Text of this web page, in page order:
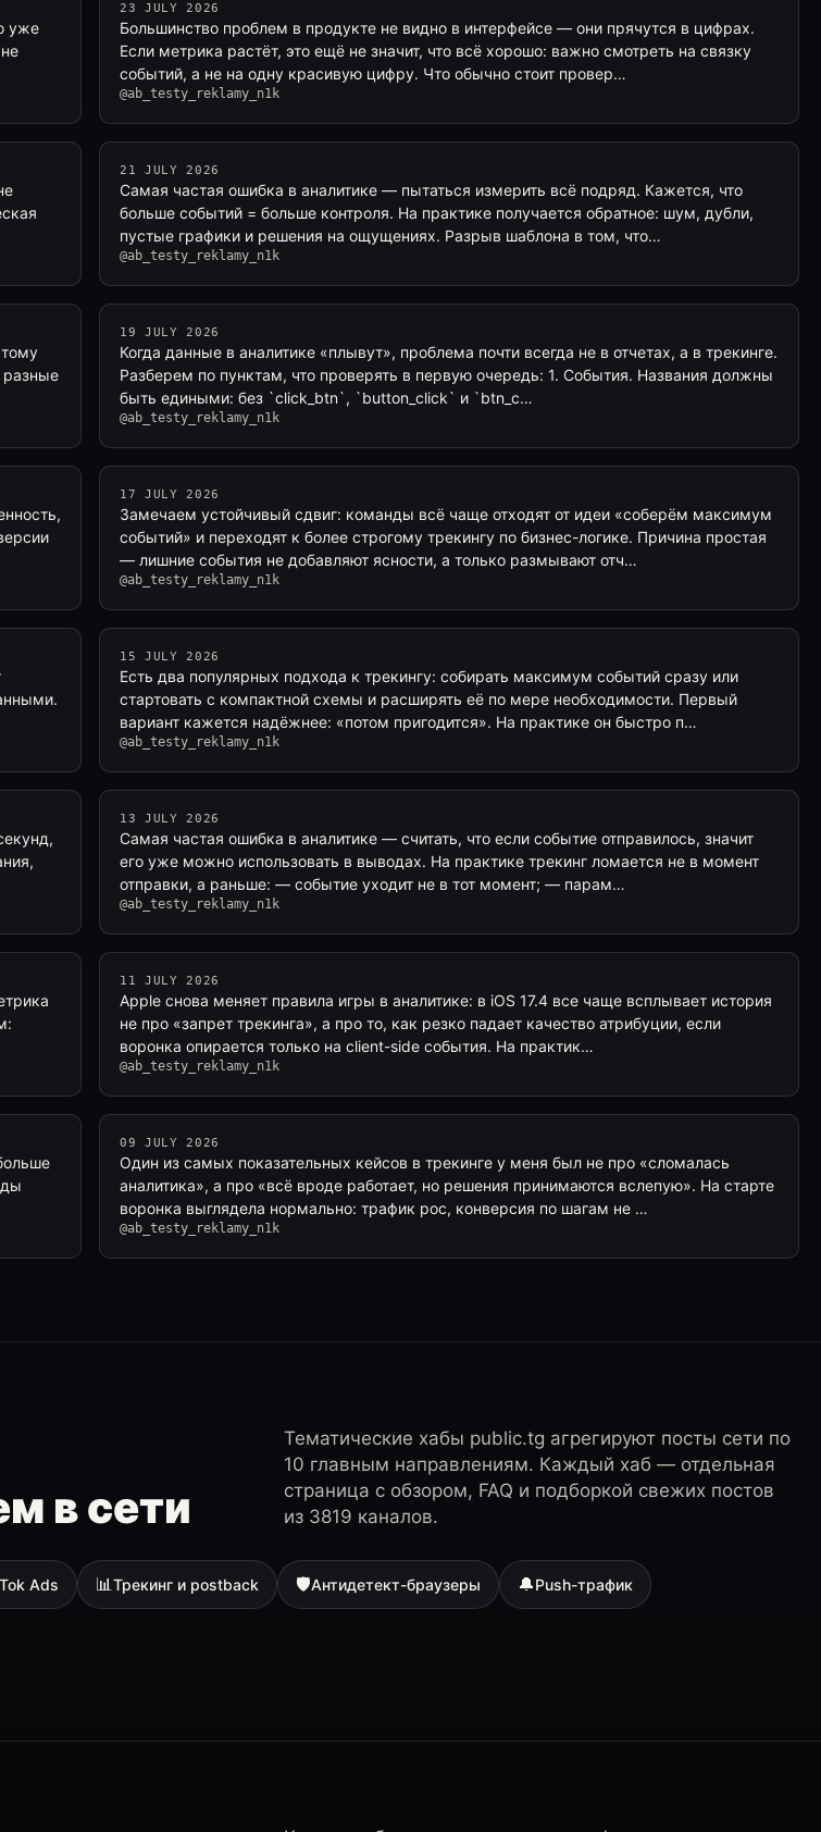
уже
23 JULY 2026
Большинство проблем в продукте не видно в интерфейсе — они прячутся в цифрах.
Если метрика растёт, это ещё не значит, что всё хорошо: важно смотреть на связку
событий, а не на одну красивую цифру. Что обычно стоит провер…
@ab_testy_reklamy_n1k
21 JULY 2026
Самая частая ошибка в аналитике — пытаться измерить всё подряд. Кажется, что
больше событий = больше контроля. На практике получается обратное: шум, дубли,
пустые графики и решения на ощущениях. Разрыв шаблона в том, что…
@ab_testy_reklamy_n1k
разные
19 JULY 2026
Когда данные в аналитике «плывут», проблема почти всегда не в отчетах, а в трекинге.
Разберем по пунктам, что проверять в первую очередь: 1. События. Названия должны
быть едиными: без `click_btn`, `button_click` и `btn_c…
@ab_testy_reklamy_n1k
17 JULY 2026
Замечаем устойчивый сдвиг: команды всё чаще отходят от идеи «соберём максимум
событий» и переходят к более строгому трекингу по бизнес-логике. Причина простая
— лишние события не добавляют ясности, а только размывают отч…
@ab_testy_reklamy_n1k
15 JULY 2026
Есть два популярных подхода к трекингу: собирать максимум событий сразу или
стартовать с компактной схемы и расширять её по мере необходимости. Первый
вариант кажется надёжнее: «потом пригодится». На практике он быстро п…
@ab_testy_reklamy_n1k
13 JULY 2026
Самая частая ошибка в аналитике — считать, что если событие отправилось, значит
его уже можно использовать в выводах. На практике трекинг ломается не в момент
отправки, а раньше: — событие уходит не в тот момент; — парам…
@ab_testy_reklamy_n1k
11 JULY 2026
Apple снова меняет правила игры в аналитике: в iOS 17.4 все чаще всплывает история
не про «запрет трекинга», а про то, как резко падает качество атрибуции, если
воронка опирается только на client-side события. На практик…
@ab_testy_reklamy_n1k
09 JULY 2026
Один из самых показательных кейсов в трекинге у меня был не про «сломалась
аналитика», а про «всё вроде работает, но решения принимаются вслепую». На старте
воронка выглядела нормально: трафик рос, конверсия по шагам не …
@ab_testy_reklamy_n1k
в сети
Тематические хабы public.tg агрегируют посты сети по
10 главным направлениям. Каждый хаб — отдельная
страница с обзором, FAQ и подборкой свежих постов
из 3819 каналов.
Ads 📊Трекинг и postback 🛡Антидетект-браузеры 🔔Push-трафик